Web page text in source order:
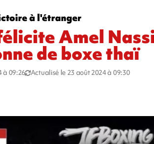
à l'étranger
Amel
de boxe thaï
à 09:26 Actualisé le 23 août 2024 à 09:30